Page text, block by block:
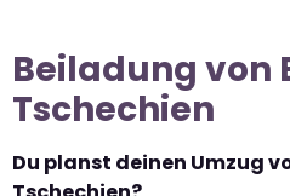
Beiladung von
Tschechien
Du planst deinen Umzug